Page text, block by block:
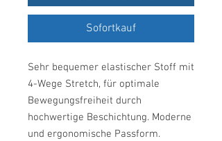
Sofortkauf
Sehr bequemer elastischer Stoff mit
4-Wege Stretch, für optimale
Bewegungsfreiheit durch
hochwertige Beschichtung. Moderne
und ergonomische Passform.